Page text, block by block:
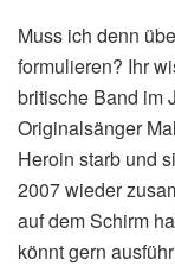
Muss ich denn
formulieren? Ihr
britische Band im
Originalsänger
Heroin starb und
2007 wieder
auf dem Schirm
könnt gern